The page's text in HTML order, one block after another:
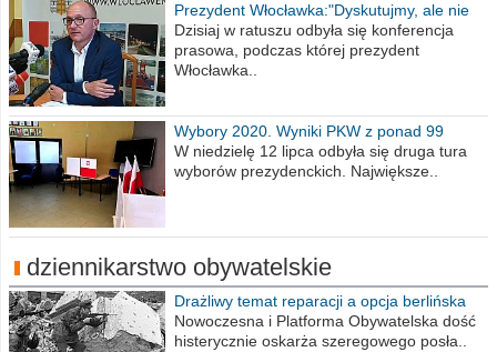
Prezydent Włocławka:"Dyskutujmy, ale nie
obrażajmy się”
Dzisiaj w ratuszu odbyła się konferencja
prasowa, podczas której prezydent
Włocławka..
Wybory 2020. Wyniki PKW z ponad 99
procent obwodów
W niedzielę 12 lipca odbyła się druga tura
wyborów prezydenckich. Największe..
dziennikarstwo obywatelskie
Drażliwy temat reparacji a opcja berlińska
Nowoczesna i Platforma Obywatelska dość
histerycznie oskarża szeregowego posła..